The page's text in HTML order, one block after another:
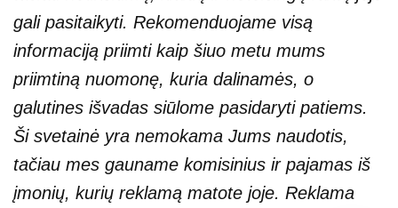
gali pasitaikyti. Rekomenduojame visą
informaciją priimti kaip šiuo metu mums
priimtiną nuomonę, kuria dalinamės, o
galutines išvadas siūlome pasidaryti patiems.
Ši svetainė yra nemokama Jums naudotis,
tačiau mes gauname komisinius ir pajamas iš
įmonių, kurių reklamą matote joje. Reklama